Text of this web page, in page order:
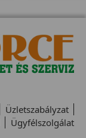
Üzletszabályzat
Ügyfélszolgálat